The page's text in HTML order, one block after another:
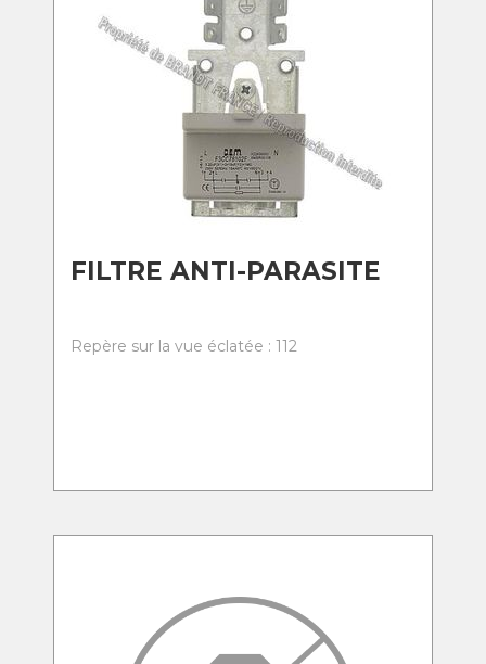
FILTRE ANTI-PARASITE
Repère sur la vue éclatée : 112